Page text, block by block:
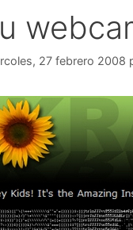
27 febrero 2008